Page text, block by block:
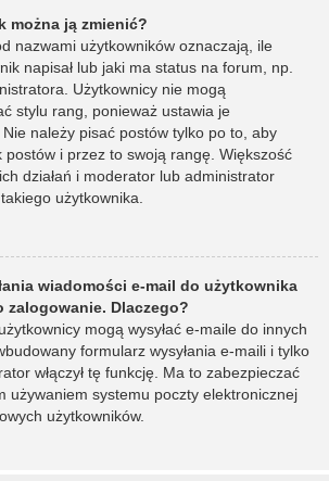
można ją zmienić?
nazwami użytkowników oznaczają, ile
napisał lub jaki ma status na forum, np.
Użytkownicy nie mogą
stylu rang, ponieważ ustawia je
należy pisać postów tylko po to, aby
postów i przez to swoją rangę. Większość
działań i moderator lub administrator
użytkownika.
wiadomości e-mail do użytkownika
zalogowanie. Dlaczego?
mogą wysyłać e-maile do innych
formularz wysyłania e-maili i tylko
włączył tę funkcję. Ma to zabezpieczać
używaniem systemu poczty elektronicznej
użytkowników.